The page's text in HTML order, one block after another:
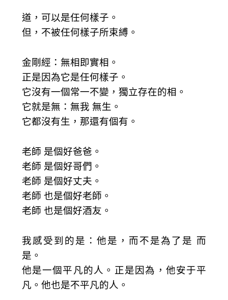
道，可以是任何樣子。
但，不被任何樣子所束縛。
金剛經：無相即實相。
正是因為它是任何樣子。
它沒有一個常一不變，獨立存在的相。
它就是無：無我 無生。
它都沒有生，那還有個有。
老師 是個好爸爸。
老師 是個好哥們。
老師 是個好丈夫。
老師 也是個好老師。
老師 也是個好酒友。
我感受到的是：他是，而不是為了是 而
是。
他是一個平凡的人。正是因為，他安于平
凡。他也是不平凡的人。